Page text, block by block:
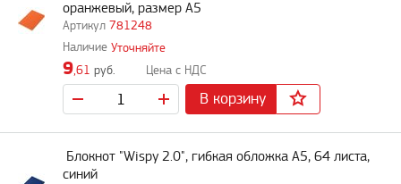
781248
оранжевый, размер A5
Уточняйте
9,61 руб.
В корзину
Блокнот "Wispy 2.0", гибкая обложка A5, 64 листа,
синий